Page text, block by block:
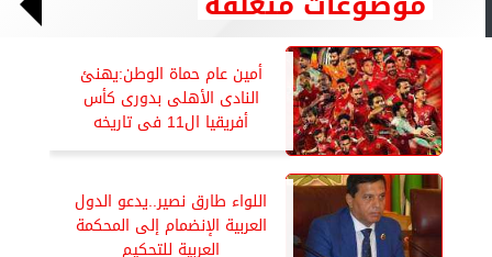
أمين عام حماة الوطن:يهنئ
النادى الأهلى بدورى كأس
أفريقيا ال11 فى تاريخه
اللواء طارق نصير..يدعو الدول
العربية الإنضمام إلى المحكمة
العربية للتحكيم